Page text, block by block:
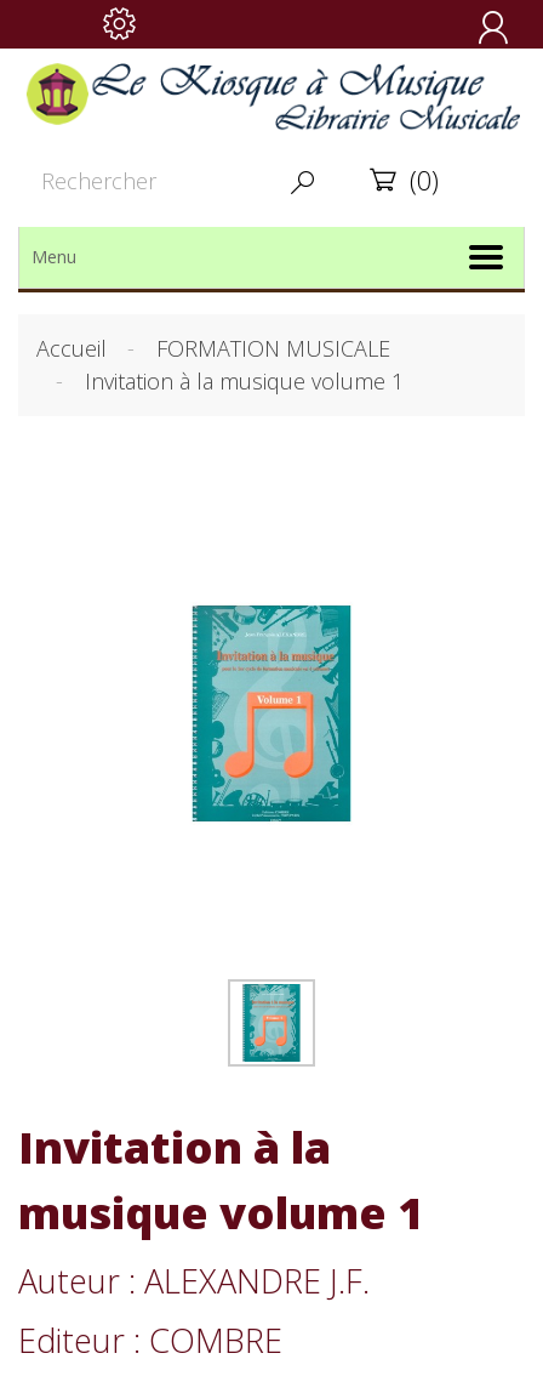

  (0)
Menu
Accueil
FORMATION MUSICALE
Invitation à la musique volume 1
Invitation à la
musique volume 1
Auteur : ALEXANDRE J.F.
Editeur : COMBRE